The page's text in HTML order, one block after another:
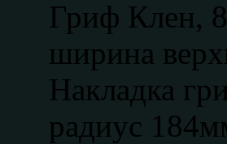
Гриф Клен,
ширина
Накладка
радиус